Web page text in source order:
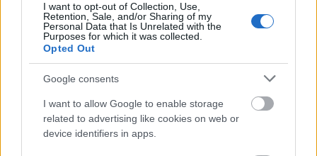
I want to opt-out of Collection, Use,
Retention, Sale, and/or Sharing of my
Personal Data that Is Unrelated with the
Purposes for which it was collected.
Opted Out
Google consents
I want to allow Google to enable storage
related to advertising like cookies on web or
device identifiers in apps.
Egyelőre nem tudni, mennyi pénz gyűlt össze
a haiti földrengéskárosultak javára. A 2001.
szeptember 11-i egyesült államokbeli
terrortámadások után szervezett hasonló
műsorban közel 150 millió dollárt, a Katrina
hurrikán 2005-ös pusztítása után pedig 40
millió dollárt "kalapoztak" össze ily módon a
fellépő művészek.